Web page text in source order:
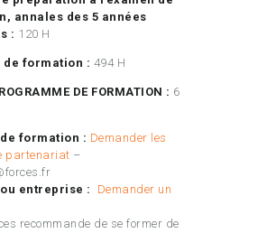
annales des 5 années
: 120 H
de formation : 494 H
DE FORMATION : 6
formation : Demander les
partenariat –
entreprise : Demander un
recommande de se former de